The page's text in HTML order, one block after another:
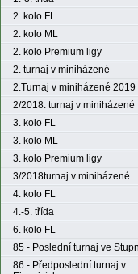
2. kolo FL
2. kolo ML
2. kolo Premium ligy
2. turnaj v miniházené
2.Turnaj v miniházené 2019
2/2018. turnaj v miniházené
3. kolo FL
3. kolo ML
3. kolo Premium ligy
3/2018turnaj v miniházené
4. kolo FL
4.-5. třída
6. kolo FL
85 - Poslední turnaj ve
86 - Předposlední turnaj v